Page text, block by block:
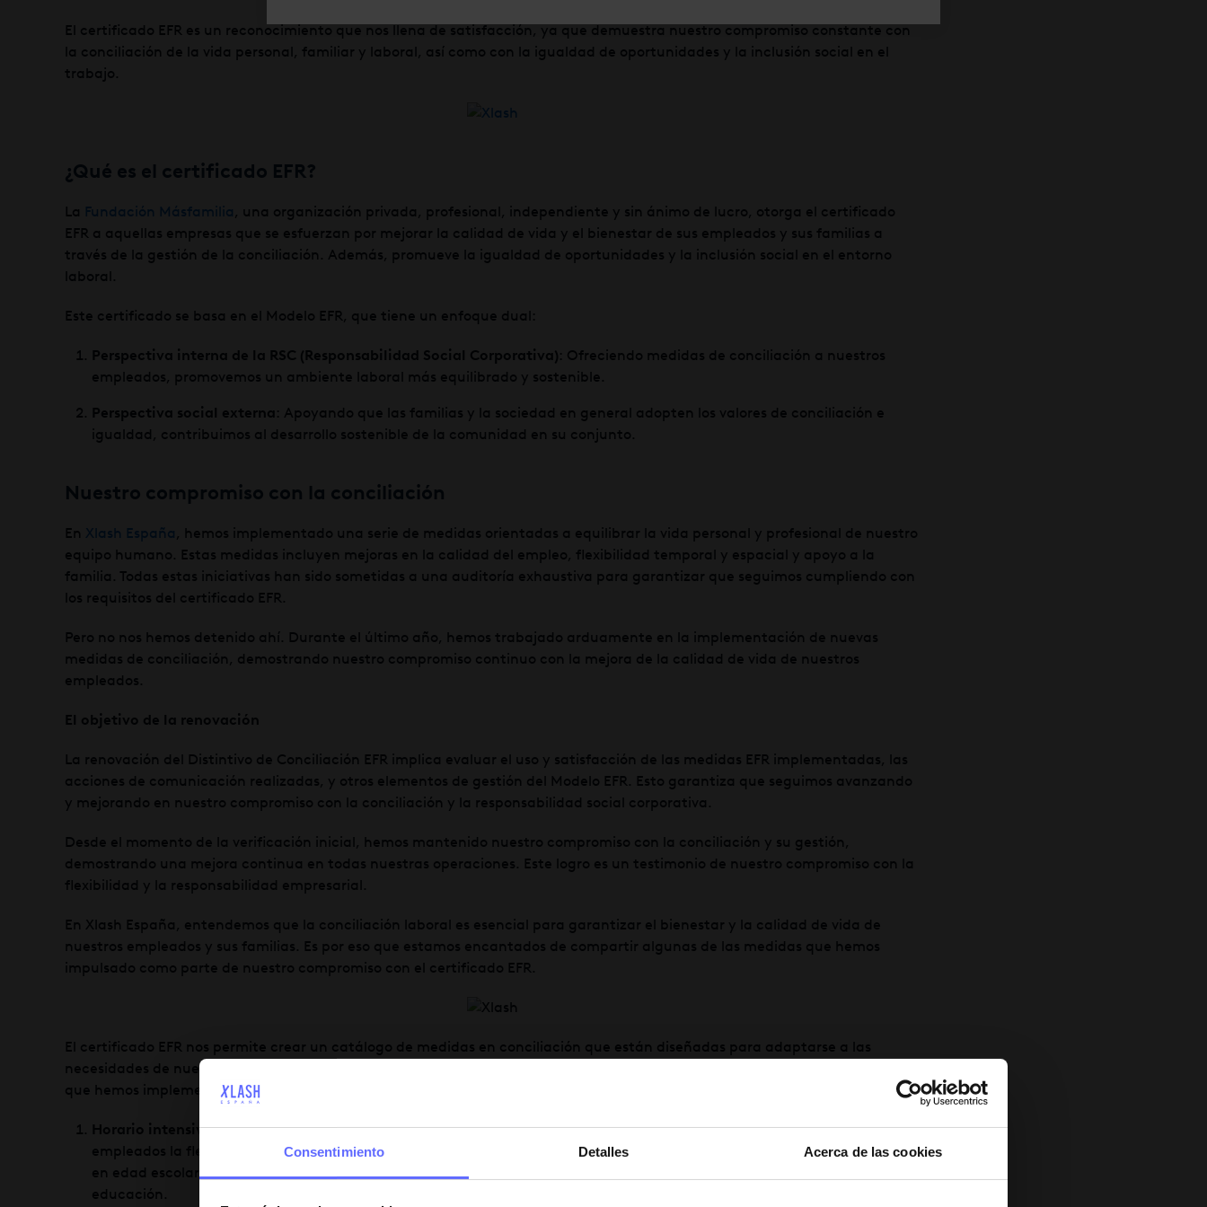
Consentimiento Detalles Acerca de las cookies
El certificado EFR es un reconocimiento que nos llena de satisfacción, ya que demuestra nuestro compromiso constante con
la conciliación de la vida personal, familiar y laboral, así como con la igualdad de oportunidades y la inclusión social en el
trabajo.
¿Qué es el certificado EFR?
La Fundación Másfamilia , una organización privada, profesional, independiente y sin ánimo de lucro, otorga el certificado
EFR a aquellas empresas que se esfuerzan por mejorar la calidad de vida y el bienestar de sus empleados y sus familias a
través de la gestión de la conciliación. Además, promueve la igualdad de oportunidades y la inclusión social en el entorno
laboral.
Este certificado se basa en el Modelo EFR, que tiene un enfoque dual:
Perspectiva interna de la RSC (Responsabilidad Social Corporativa): Ofreciendo medidas de conciliación a nuestros
empleados, promovemos un ambiente laboral más equilibrado y sostenible.
Perspectiva social externa : Apoyando que las familias y la sociedad en general adopten los valores de conciliación e
igualdad, contribuimos al desarrollo sostenible de la comunidad en su conjunto.
Nuestro compromiso con la conciliación
En Xlash España , hemos implementado una serie de medidas orientadas a equilibrar la vida personal y profesional de nuestro
equipo humano. Estas medidas incluyen mejoras en la calidad del empleo, flexibilidad temporal y espacial y apoyo a la
familia. Todas estas iniciativas han sido sometidas a una auditoría exhaustiva para garantizar que seguimos cumpliendo con
los requisitos del certificado EFR.
Pero no nos hemos detenido ahí. Durante el último año, hemos trabajado arduamente en la implementación de nuevas
medidas de conciliación, demostrando nuestro compromiso continuo con la mejora de la calidad de vida de nuestros
empleados.
El objetivo de la renovación
La renovación del Distintivo de Conciliación EFR implica evaluar el uso y satisfacción de las medidas EFR implementadas, las
acciones de comunicación realizadas, y otros elementos de gestión del Modelo EFR. Esto garantiza que seguimos avanzando
y mejorando en nuestro compromiso con la conciliación y la responsabilidad social corporativa.
Desde el momento de la verificación inicial, hemos mantenido nuestro compromiso con la conciliación y su gestión,
demostrando una mejora continua en todas nuestras operaciones. Este logro es un testimonio de nuestro compromiso con la
flexibilidad y la responsabilidad empresarial.
En Xlash España, entendemos que la conciliación laboral es esencial para garantizar el bienestar y la calidad de vida de
nuestros empleados y sus familias. Es por eso que estamos encantados de compartir algunas de las medidas que hemos
impulsado como parte de nuestro compromiso con el certificado EFR.
El certificado EFR nos permite crear un catálogo de medidas en conciliación que están diseñadas para adaptarse a las
necesidades de nuestros empleados y promover un equilibrio saludable entre el trabajo y la vida personal. Entre las acciones
que hemos implementado destacan:
Horario intensivo flexible y adaptado al horario escolar (09-14h):Reconocemos la importancia de brindar a nuestros
empleados la flexibilidad necesaria para acomodar sus responsabilidades familiares, especialmente cuando tienen hijos
en edad escolar. Nuestro horario intensivo permite a los padres estar presentes en la vida de sus hijos y apoyar su
educación.